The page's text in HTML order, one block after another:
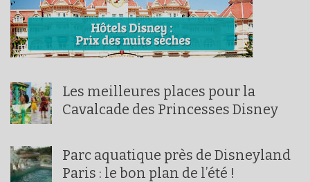
Les meilleures places pour la
Cavalcade des Princesses Disney
Parc aquatique près de Disneyland
Paris : le bon plan de l’été !